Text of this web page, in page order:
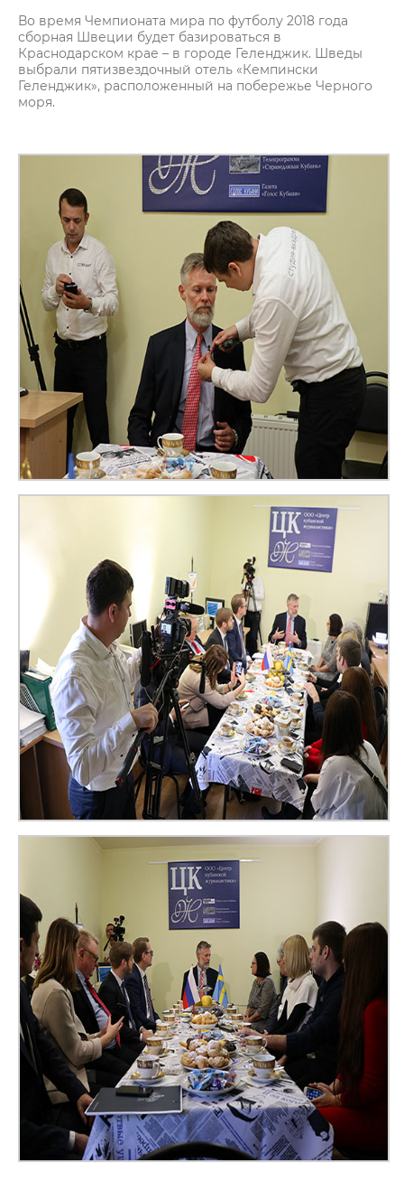
Во время Чемпионата мира по футболу 2018 года
сборная Швеции будет базироваться в
Краснодарском крае – в городе Геленджик. Шведы
выбрали пятизвездочный отель «Кемпински
Геленджик», расположенный на побережье Черного
моря.